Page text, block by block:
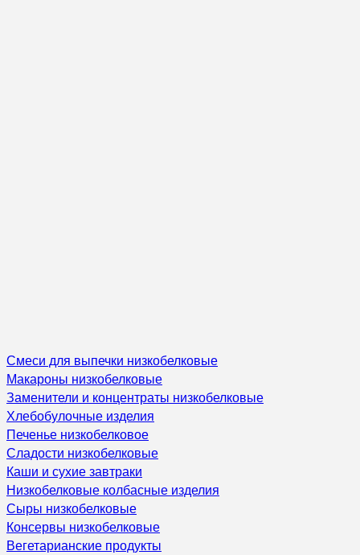
Смеси для выпечки низкобелковые
Макароны низкобелковые
Заменители и концентраты низкобелковые
Хлебобулочные изделия
Печенье низкобелковое
Сладости низкобелковые
Каши и сухие завтраки
Низкобелковые колбасные изделия
Сыры низкобелковые
Консервы низкобелковые
Вегетарианские продукты